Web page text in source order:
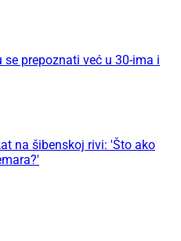
prepoznati već u 30-ima i
na šibenskoj rivi: 'Što ako